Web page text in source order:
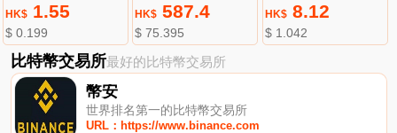
HK$1.55
$ 0.199
HK$ 587.4
$ 75.395
HK$8.12
$ 1.042
比特幣交易所最好的比特幣交易所
幣安
世界排名第一的比特幣交易所
URL：https://www.binance.com